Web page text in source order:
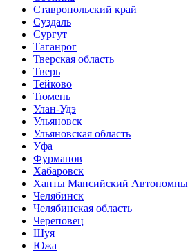
Ставропольский край
Суздаль
Сургут
Таганрог
Тверская область
Тверь
Тейково
Тюмень
Улан-Удэ
Ульяновск
Ульяновская область
Уфа
Фурманов
Хабаровск
Ханты Мансийский
Челябинск
Челябинская область
Череповец
Шуя
Южа